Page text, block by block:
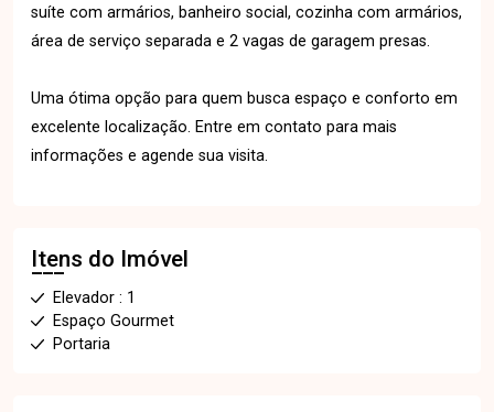
suíte com armários, banheiro social, cozinha com armários,
área de serviço separada e 2 vagas de garagem presas.
Uma ótima opção para quem busca espaço e conforto em
excelente localização. Entre em contato para mais
informações e agende sua visita.
Itens do Imóvel
Elevador : 1
Espaço Gourmet
Portaria